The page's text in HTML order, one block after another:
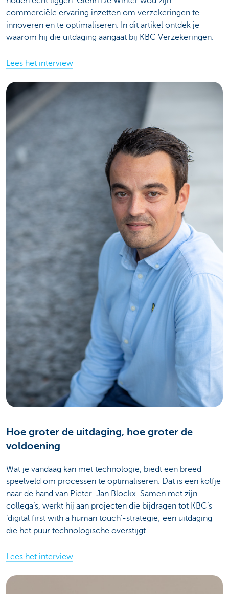
commerciële ervaring inzetten om verzekeringen te
innoveren en te optimaliseren. In dit artikel ontdek je
waarom hij die uitdaging aangaat bij KBC Verzekeringen.
Lees het interview
Hoe groter de uitdaging, hoe groter de
voldoening
Wat je vandaag kan met technologie, biedt een breed
speelveld om processen te optimaliseren. Dat is een kolfje
naar de hand van Pieter-Jan Blockx. Samen met zijn
collega’s, werkt hij aan projecten die bijdragen tot KBC’s
‘digital first with a human touch’-strategie; een uitdaging
die het puur technologische overstijgt.
Lees het interview